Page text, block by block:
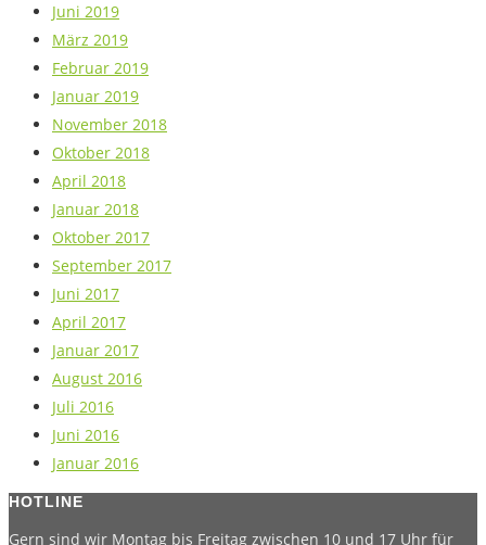
Juni 2019
März 2019
Februar 2019
Januar 2019
November 2018
Oktober 2018
April 2018
Januar 2018
Oktober 2017
September 2017
Juni 2017
April 2017
Januar 2017
August 2016
Juli 2016
Juni 2016
Januar 2016
HOTLINE
Gern sind wir Montag bis Freitag zwischen 10 und 17 Uhr für